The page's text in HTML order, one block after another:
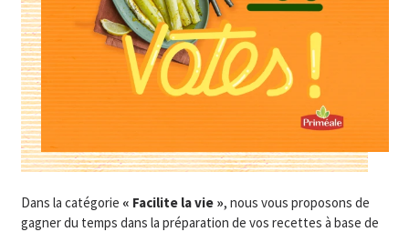
Dans la catégorie « Facilite la vie », nous vous proposons de
gagner du temps dans la préparation de vos recettes à base de